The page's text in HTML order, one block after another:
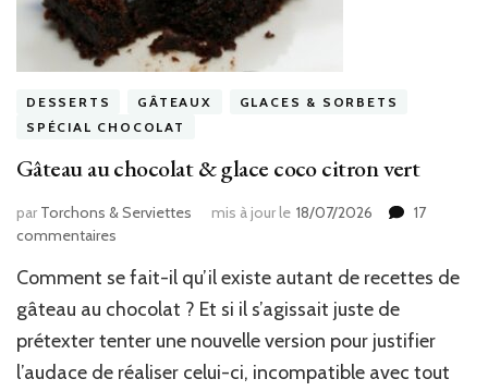
DESSERTS GÂTEAUX
GLACES & SORBETS
SPÉCIAL CHOCOLAT
Gâteau au chocolat & glace coco citron vert
par Torchons & Serviettes mis à jour le 18/07/2026
17
commentaires
au
chocolat
glace
coco
Comment se fait-il qu’il existe autant de recettes de
gâteau au chocolat ? Et si il s’agissait juste de
prétexter tenter une nouvelle version pour justifier
l’audace de réaliser celui-ci, incompatible avec tout